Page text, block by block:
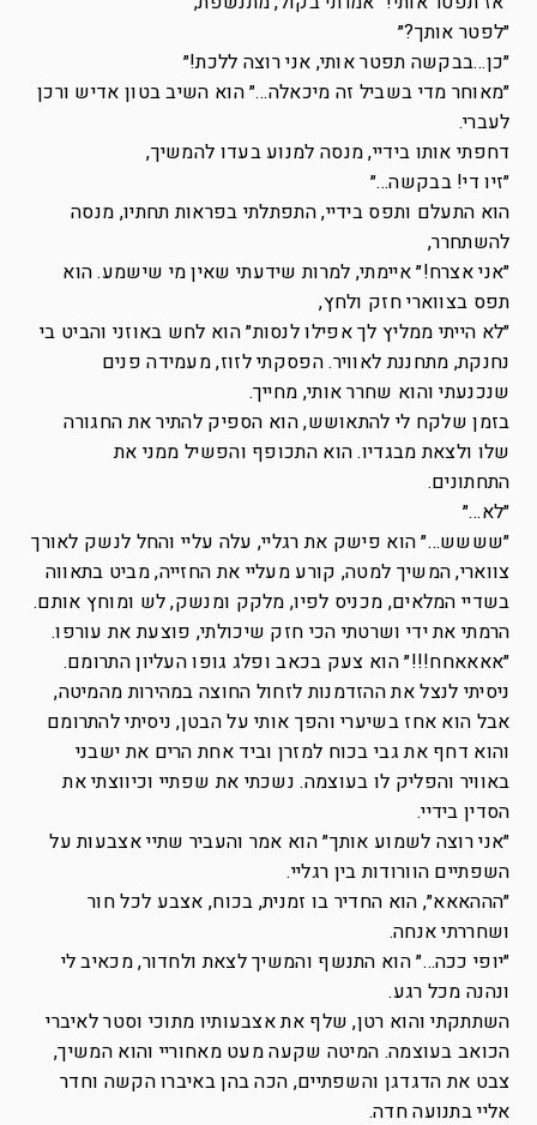
״לפטר אותך?״
״כן…בבקשה תפטר אותי, אני רוצה ללכת!״
״מאוחר מדי בשביל זה מיכאלה…״ הוא השיב בטון אדיש ורכן
לעברי.
דחפתי אותו בידיי, מנסה למנוע בעדו להמשיך,
״זיו די! בבקשה…״
הוא התעלם ותפס בידיי, התפתלתי בפראות תחתיו, מנסה
להשתחרר,
״אני אצרח!״ איימתי, למרות שידעתי שאין מי שישמע. הוא
תפס בצווארי חזק ולחץ,
״לא הייתי ממליץ לך אפילו לנסות״ הוא לחש באוזני והביט בי
נחנקת, מתחננת לאוויר. הפסקתי לזוז, מעמידה פנים
שנכנעתי והוא שחרר אותי, מחייך.
בזמן שלקח לי להתאושש, הוא הספיק להתיר את החגורה
שלו ולצאת מבגדיו. הוא התכופף והפשיל ממני את
התחתונים.
״לא…״
״שששש…״ הוא פישק את רגליי, עלה עליי והחל לנשק לאורך
צווארי, המשיך למטה, קורע מעליי את החזייה, מביט בתאווה
בשדיי המלאים, מכניס לפיו, מלקק ומנשק, לש ומוחץ אותם.
הרמתי את ידי ושרטתי הכי חזק שיכולתי, פוצעת את עורפו.
״אאאאחח!!!״ הוא צעק בכאב ופלג גופו העליון התרומם.
ניסיתי לנצל את ההזדמנות לזחול החוצה במהירות מהמיטה,
אבל הוא אחז בשיערי והפך אותי על הבטן, ניסיתי להתרומם
והוא דחף את גבי בכוח למזרן וביד אחת הרים את ישבני
באוויר והפליק לו בעוצמה. נשכתי את שפתיי וכיווצתי את
הסדין בידיי.
״אני רוצה לשמוע אותך״ הוא אמר והעביר שתיי אצבעות על
השפתיים הוורודות בין רגליי.
״הההאאא״, הוא החדיר בו זמנית, בכוח, אצבע לכל חור
ושחררתי אנחה.
״יופי ככה…״ הוא התנשף והמשיך לצאת ולחדור, מכאיב לי
ונהנה מכל רגע.
השתתקתי והוא רטן, שלף את אצבעותיו מתוכי וסטר לאיברי
הכואב בעוצמה. המיטה שקעה מעט מאחוריי והוא המשיך,
צבט את הדגדגן והשפתיים, הכה בהן באיברו הקשה וחדר
אליי בתנועה חדה.